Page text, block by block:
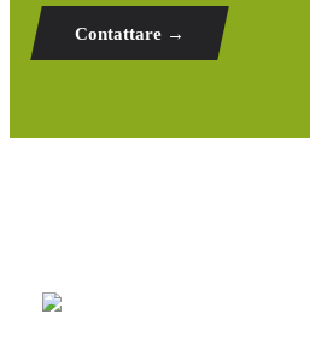
Contattare →